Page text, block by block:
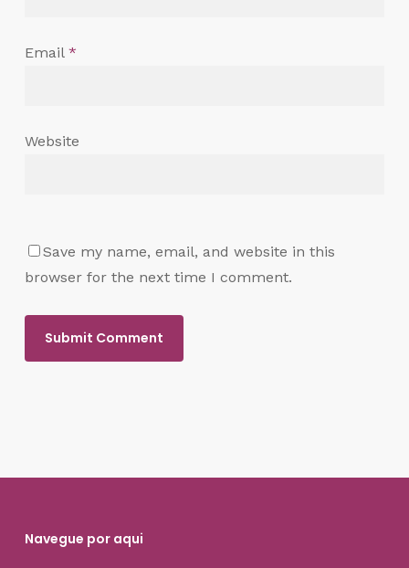
Email *
Website
Save my name, email, and website in this
browser for the next time I comment.
Navegue por aqui